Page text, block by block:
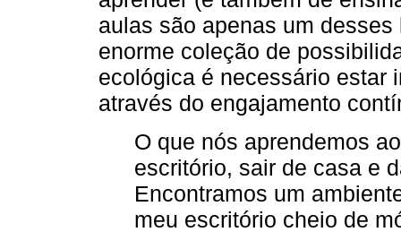
aulas são apenas um
enorme coleção de
ecológica é necessário estar
através do engajamento
O que nós aprendemos
escritório, sair de casa e
Encontramos um
meu escritório cheio de